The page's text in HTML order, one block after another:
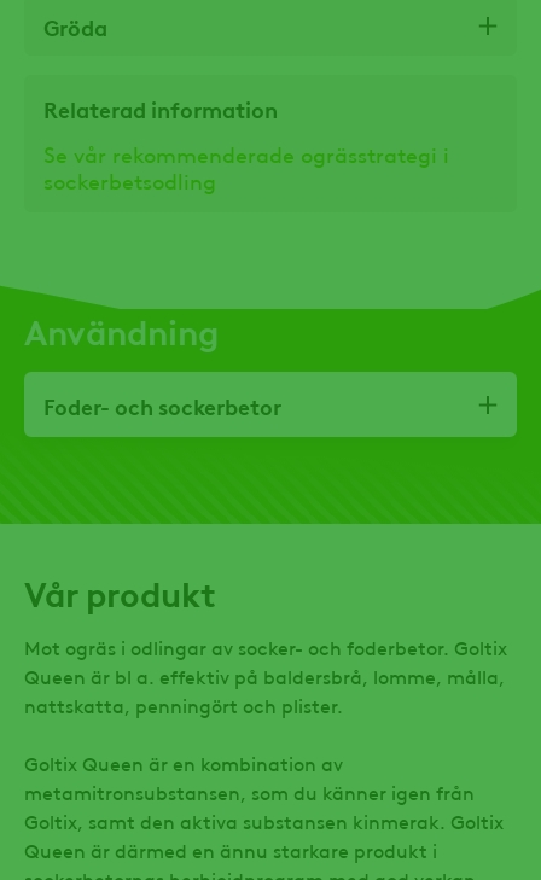
Vår produkt
Mot ogräs i odlingar av socker- och foderbetor. Goltix
Queen är bl a. effektiv på baldersbrå, lomme, målla,
nattskatta, penningört och plister.
Goltix Queen är en kombination av
metamitronsubstansen, som du känner igen från
Goltix, samt den aktiva substansen kinmerak. Goltix
Queen är därmed en ännu starkare produkt i
Gröda
Relaterad information
Se vår rekommenderade ogrässtrategi i
sockerbetsodling
Användning
Foder- och sockerbetor